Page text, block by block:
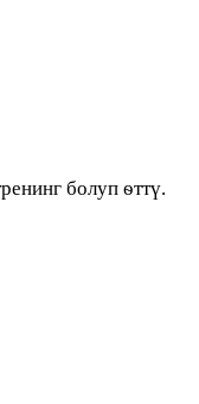
болуп ѳттү.